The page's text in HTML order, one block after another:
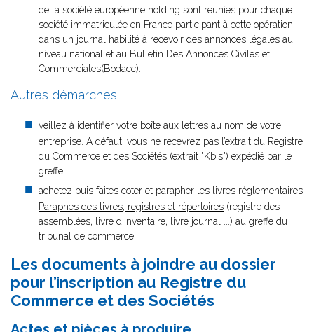
de la société européenne holding sont réunies pour chaque
société immatriculée en France participant à cette opération,
dans un journal habilité à recevoir des annonces légales au
niveau national et au Bulletin Des Annonces Civiles et
Commerciales(Bodacc).
Autres démarches
veillez à identifier votre boîte aux lettres au nom de votre
entreprise. A défaut, vous ne recevrez pas l’extrait du Registre
du Commerce et des Sociétés (extrait "Kbis") expédié par le
greffe.
achetez puis faites coter et parapher les livres réglementaires
Paraphes des livres, registres et répertoires (registre des
assemblées, livre d’inventaire, livre journal ...) au greffe du
tribunal de commerce.
Les documents à joindre au dossier
pour l’inscription au Registre du
Commerce et des Sociétés